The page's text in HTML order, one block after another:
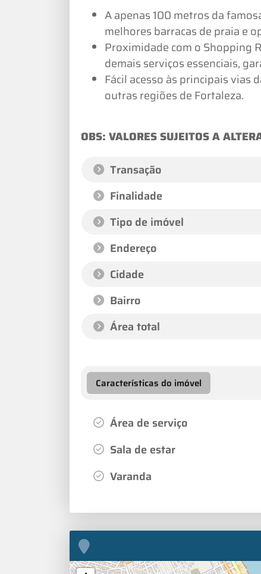
A apenas 100 metros da
melhores barracas de praia e
Proximidade com o Shopping
demais serviços essenciais,
Fácil acesso às principais vias
outras regiões de Fortaleza.
OBS: VALORES SUJEITOS A
Transação
Finalidade
Tipo de imóvel
Endereço
Cidade
Bairro
Área total
Características do imóvel
Área de serviço
Sala de estar
Varanda